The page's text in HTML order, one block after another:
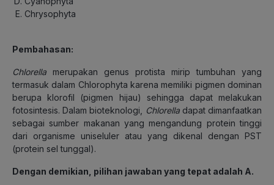
Chrysophyta
Pembahasan:
Chlorella merupakan genus protista mirip tumbuhan yang
termasuk dalam Chlorophyta karena memiliki pigmen dominan
berupa klorofil (pigmen hijau) sehingga dapat melakukan
fotosintesis. Dalam bioteknologi, Chlorelladapat dimanfaatkan
sebagai sumber makanan yang mengandung protein tinggi
dari organisme uniseluler atau yang dikenal dengan PST
(protein sel tunggal).
Dengan demikian, pilihan jawaban yang tepat adalah A.